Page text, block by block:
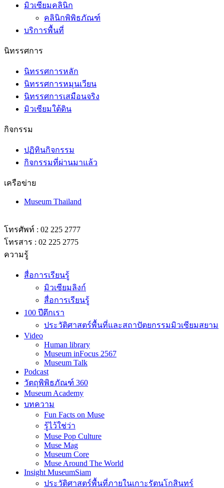
มิวเซียมคลินิก
คลินิกพิพิธภัณฑ์
บริการพื้นที่
นิทรรศการ
นิทรรศการหลัก
นิทรรศการหมุนเวียน
นิทรรศการเสมือนจริง
มิวเซียมใต้ดิน
กิจกรรม
ปฏิทินกิจกรรม
กิจกรรมที่ผ่านมาแล้ว
เครือข่าย
Museum Thailand
โทรศัพท์ : 02 225 2777
โทรสาร : 02 225 2775
ความรู้
สื่อการเรียนรู้
มิวเซียมลิงก์
สื่อการเรียนรู้
100 ปีตึกเรา
ประวัติศาสตร์พื้นที่และสถาปัตยกรรมมิวเซียมสยาม
Video
Human library
Museum inFocus 2567
Museum Talk
Podcast
วัตถุพิพิธภัณฑ์ 360
Museum Academy
บทความ
Fun Facts on Muse
รู้ไว้ใช่ว่า
Muse Pop Culture
Muse Mag
Museum Core
Muse Around The World
Insight MuseumSiam
ประวัติศาสตร์พื้นที่ภายในเกาะรัตนโกสินทร์